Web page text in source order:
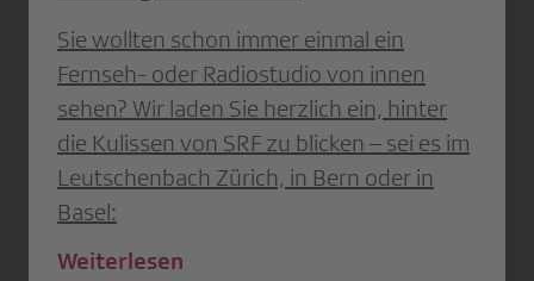
Sie wollten schon immer einmal ein
Fernseh- oder Radiostudio von innen
sehen? Wir laden Sie herzlich ein, hinter
die Kulissen von SRF zu blicken – sei es im
Leutschenbach Zürich, in Bern oder in
Basel:
Weiterlesen